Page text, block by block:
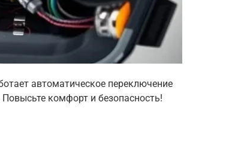
автоматическое переключение
комфорт и безопасность!